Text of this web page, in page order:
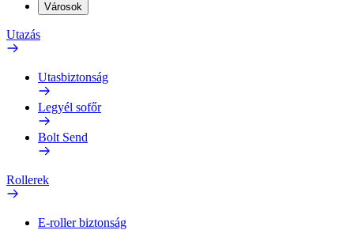
Városok
Utazás
Utasbiztonság
Legyél sofőr
Bolt Send
Rollerek
E-roller biztonság